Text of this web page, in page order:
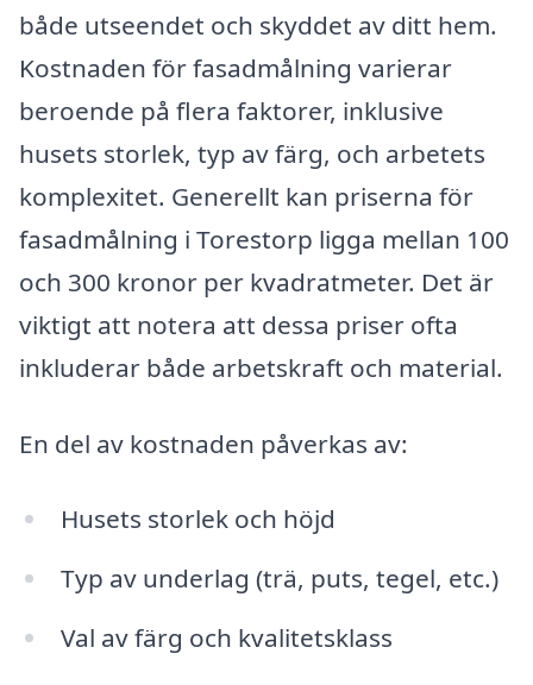
både utseendet och skyddet av ditt hem.
Kostnaden för fasadmålning varierar
beroende på flera faktorer, inklusive
husets storlek, typ av färg, och arbetets
komplexitet. Generellt kan priserna för
fasadmålning i Torestorp ligga mellan 100
och 300 kronor per kvadratmeter. Det är
viktigt att notera att dessa priser ofta
inkluderar både arbetskraft och material.
En del av kostnaden påverkas av:
Husets storlek och höjd
Typ av underlag (trä, puts, tegel, etc.)
Val av färg och kvalitetsklass